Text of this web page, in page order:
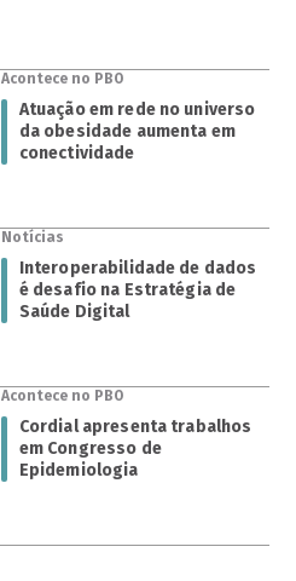
Acontece no PBO
Atuação em rede no universo
da obesidade aumenta em
conectividade
Notícias
Interoperabilidade de dados
é desafio na Estratégia de
Saúde Digital
Acontece no PBO
Cordial apresenta trabalhos
em Congresso de
Epidemiologia